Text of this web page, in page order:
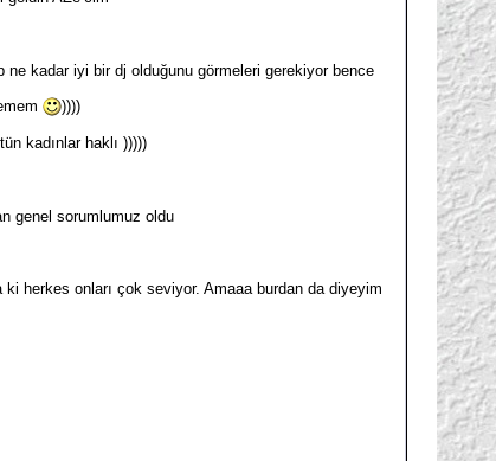
ne kadar iyi bir dj olduğunu görmeleri gerekiyor bence
))))
kadınlar haklı )))))
genel sorumlumuz oldu
herkes onları çok seviyor. Amaaa burdan da diyeyim